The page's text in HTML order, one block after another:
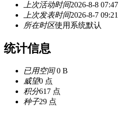
上次活动时间2026-8-8 07:47
上次发表时间2026-8-7 09:21
所在时区使用系统默认
统计信息
已用空间0 B
威望0 点
积分617 点
种子29 点